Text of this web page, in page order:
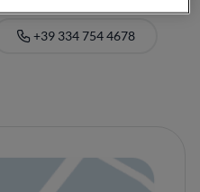
+39 334 754 4678